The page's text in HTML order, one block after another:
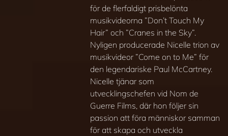
för de flerfaldigt prisbelönta
musikvideorna ”Don’t Touch My
Hair” och ”Cranes in the Sky”.
Nyligen producerade Nicelle trion av
musikvideor ”Come on to Me” för
den legendariske Paul McCartney.
Nicelle tjänar som
utvecklingschefen vid Nom de
Guerre Films, där hon följer sin
passion att föra människor samman
för att skapa och utveckla